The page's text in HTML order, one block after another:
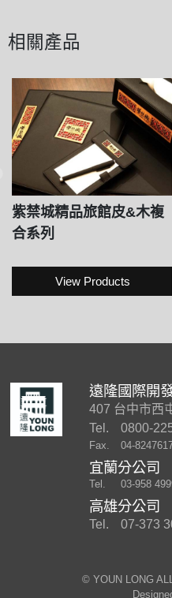
相關產品
紫禁城精品旅館皮&木複
合系列
View Products
遠隆國際開
407 台中市西
Tel.
0800-
Fax. 04-
宜蘭分公司
Tel. 03-958
高雄分公司
Tel. 07-373
©︎ YOUN LONG